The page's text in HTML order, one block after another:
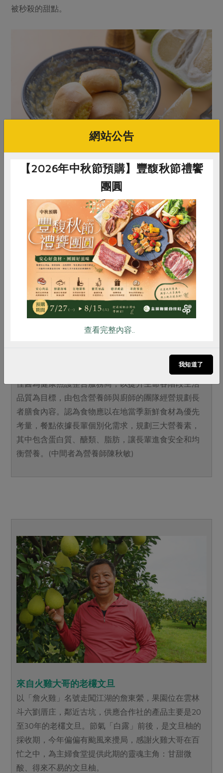
被秒殺的甜點。
佳醫為健康照護整合服務商，以提升生命各階段生活
品質為目標，由包含營養師與廚師的團隊經營規劃長
者膳食內容。認為食物應以在地當季新鮮食材為優先
考量，餐點依據長輩個別化需求，規劃三大營養素，
其中包含蛋白質、醣類、脂肪，讓長輩進食安全和均
衡營養。(中間者為營養師陳秋敏)
來自火雞大哥的老欉文旦
以「詹火雞」名號走闖江湖的詹東縈，果園位在雲林
斗六劉厝庄，鄰近古坑，供應合作社的產品主要是20
至30年的老欉文旦。節氣「白露」前後，是文旦柚的
採收期，今年偏偏有颱風來攪局，感謝火雞大哥在百
忙之中，為主婦食堂提供此期的靈魂主角：甘甜微
酸、得來不易的文旦柚。
惜食 RPET 食譜 減硝酸鹽
雞蛋 食安 共同購買
網站公告
【2026年中秋節預購】豐馥秋節禮饗
團圓
查看完整內容..
我知道了